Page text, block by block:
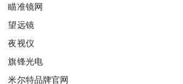
瞄准镜网
望远镜
夜视仪
旗锋光电
米尔特品牌官网